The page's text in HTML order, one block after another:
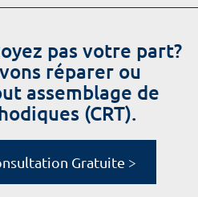
pas votre part?
réparer ou
assemblage de
(CRT).
Gratuite >